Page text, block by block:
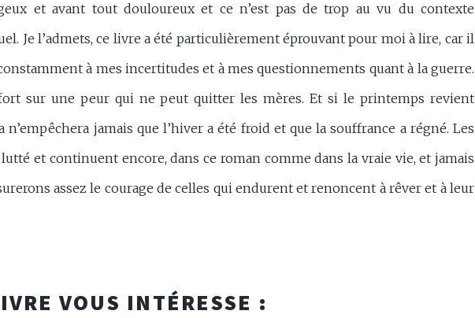
et avant tout douloureux et ce n’est pas de trop au vu du contexte
Je l’admets, ce livre a été particulièrement éprouvant pour moi à lire, car il
à mes incertitudes et à mes questionnements quant à la guerre.
sur une peur qui ne peut quitter les mères. Et si le printemps revient
n’empêchera jamais que l’hiver a été froid et que la souffrance a régné. Les
et continuent encore, dans ce roman comme dans la vraie vie, et jamais
assez le courage de celles qui endurent et renoncent à rêver et à leur
VOUS INTÉRESSE :